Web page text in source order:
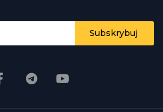
Poshta i inne usługi na terenie
- w dniu płatności.
Czy zdjęcia i
Tak, zdjęcia są prawdziwe, ceny są
Subskrybuj